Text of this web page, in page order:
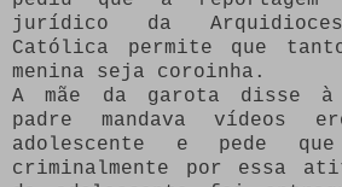
jurídico da
Católica permite que
menina seja coroinha.
A mãe da garota disse
padre mandava vídeos
adolescente e pede
criminalmente por essa